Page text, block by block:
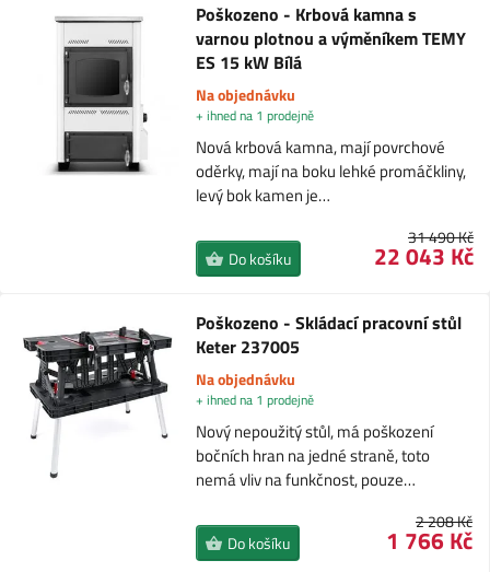
Poškozeno - Krbová kamna s
varnou plotnou a výměníkem TEMY
ES 15 kW Bílá
Na objednávku
+ ihned na 1 prodejně
Nová krbová kamna, mají povrchové
oděrky, mají na boku lehké promáčkliny,
levý bok kamen je…
31 490 Kč
22 043 Kč
Do košíku
Poškozeno - Skládací pracovní stůl
Keter 237005
Na objednávku
+ ihned na 1 prodejně
Nový nepoužitý stůl, má poškození
bočních hran na jedné straně, toto
nemá vliv na funkčnost, pouze…
2 208 Kč
1 766 Kč
Do košíku